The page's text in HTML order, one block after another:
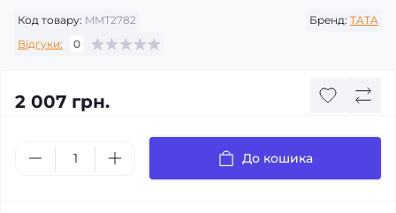
Код товару: MMT2782 Бренд: TATA
Відгуки:
0
2 007 грн.
До кошика